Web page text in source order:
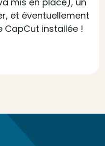
et éventuellement
CapCut installée !